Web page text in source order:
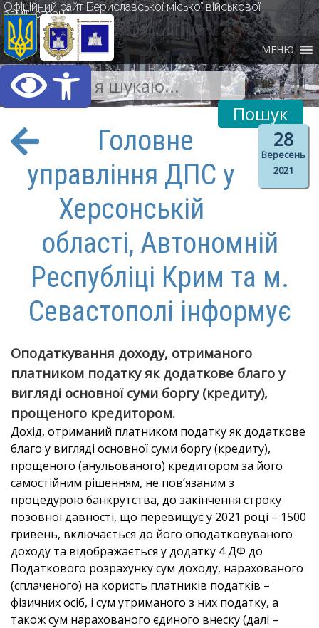
Відкрити Панель
Офіційний сайт Бериславської міської військової
адміністрації
МЕНЮ
28
Вересень
2021
Головне
управління ДПС у
Херсонській
області, Автономній
Республіці Крим та м.
Севастополі інформує
Oподаткування доходу, отриманого
платником податку як додаткове благо у
вигляді основної суми боргу (кредиту),
прощеного кредитором.
Дохід, отриманий платником податку як додаткове
благо у вигляді основної суми боргу (кредиту),
прощеного (анульованого) кредитором за його
самостійним рішенням, не пов’язаним з
процедурою банкрутства, до закінчення строку
позовної давності, що перевищує у 2021 році – 1500
гривень, включається до його оподатковуваного
доходу та відображається у додатку 4 ДФ до
Податкового розрахунку сум доходу, нарахованого
(сплаченого) на користь платників податків –
фізичних осіб, і сум утриманого з них податку, а
також сум нарахованого єдиного внеску (далі –